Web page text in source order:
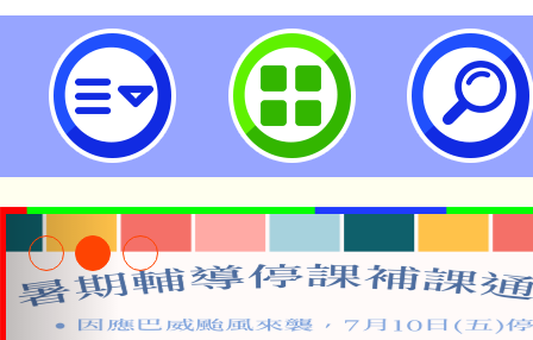
neilrpjhstyc網站設計者：徐嘉